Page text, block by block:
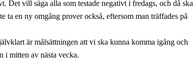
Det vill säga alla som testade negativt i fredags, och då ska
ta en ny omgång prover också, eftersom man träffades på
är målsättningen att vi ska kunna komma igång och
i mitten av nästa vecka.